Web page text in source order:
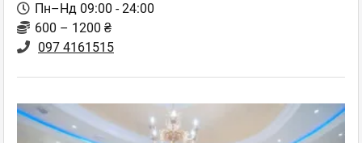
Пн–Нд 09:00 - 24:00
600 – 1200 ₴
097 4161515